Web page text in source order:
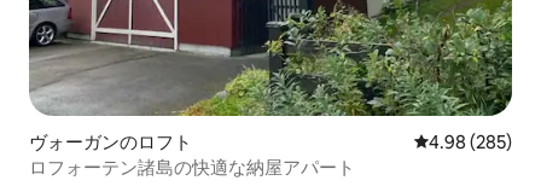
ヴォーガンのロフト レビュー285
4.98 (285)
ロフォーテン諸島の快適な納屋アパート